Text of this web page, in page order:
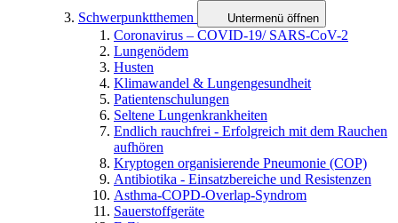
Schwerpunktthemen
Untermenü öffnen
Coronavirus – COVID-19/ SARS-CoV-2
Lungenödem
Husten
Klimawandel & Lungengesundheit
Patientenschulungen
Seltene Lungenkrankheiten
Endlich rauchfrei - Erfolgreich mit dem Rauchen
aufhören
Kryptogen organisierende Pneumonie (COP)
Antibiotika - Einsatzbereiche und Resistenzen
Asthma-COPD-Overlap-Syndrom
Sauerstoffgeräte